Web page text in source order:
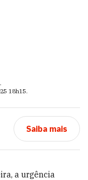
.
18h15.
Saiba mais
a urgência